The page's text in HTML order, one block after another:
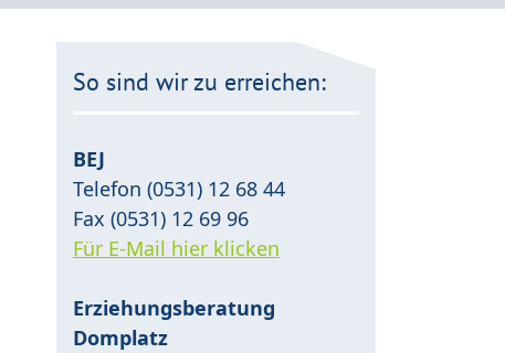
So sind wir zu erreichen:
BEJ
Telefon (0531) 12 68 44
Fax (0531) 12 69 96
Für E-Mail hier klicken
Erziehungsberatung
Domplatz